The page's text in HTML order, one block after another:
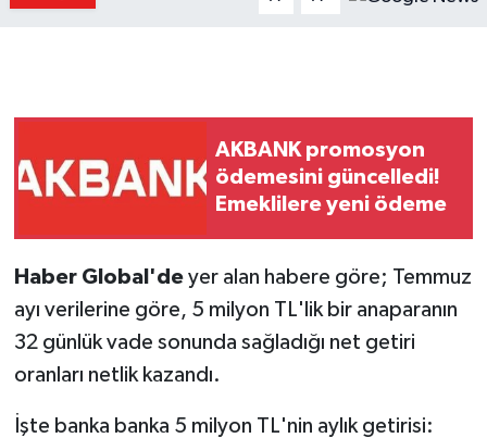
AKBANK promosyon
ödemesini güncelledi!
Emeklilere yeni ödeme
Haber Global'deyer alan habere göre; Temmuz
ayı verilerine göre, 5 milyon TL'lik bir anaparanın
32 günlük vade sonunda sağladığı net getiri
oranları netlik kazandı.
İşte banka banka 5 milyon TL'nin aylık getirisi: